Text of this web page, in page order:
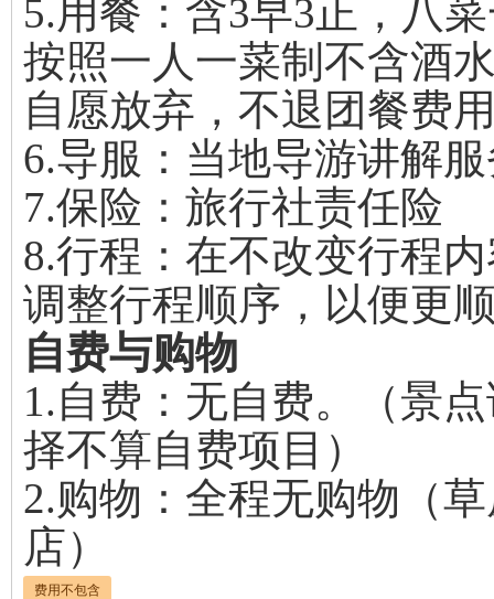
5.用餐：含3早3正，八
按照一人一菜制不含酒
自愿放弃，不退团餐费
6.导服：当地导游讲解
7.保险：旅行社责任险
8.行程：在不改变行程
调整行程顺序，以便更
自费与购物
1.自费：无自费。（景
择不算自费项目）
2.购物：全程无购物（
店）
费用不包含